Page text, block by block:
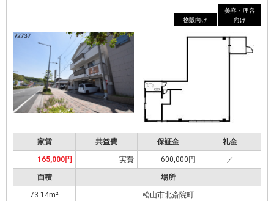
物販向け
美容・理容
向け
家賃 共益費 保証金 礼金
165,000円 実費 600,000円 ／
面積 場所
73.14m² 松山市北斎院町